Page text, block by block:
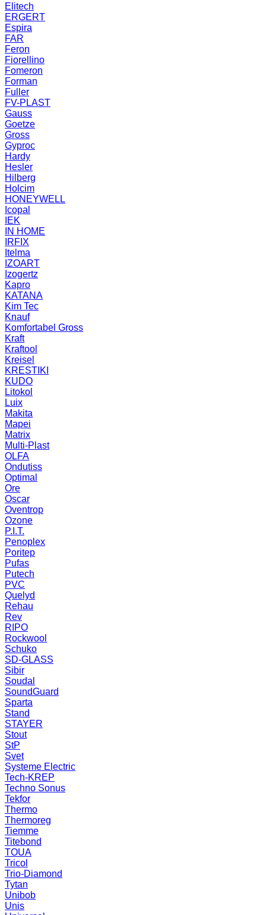
Elitech
ERGERT
Espira
FAR
Feron
Fiorellino
Fomeron
Forman
Fuller
FV-PLAST
Gauss
Goetze
Gross
Gyproc
Hardy
Hesler
Hilberg
Holcim
HONEYWELL
Icopal
IEK
IN HOME
IRFIX
Itelma
IZOART
Izogertz
Kapro
KATANA
Kim Tec
Knauf
Komfortabel Gross
Kraft
Kraftool
Kreisel
KRESTIKI
KUDO
Litokol
Luix
Makita
Mapei
Matrix
Multi-Plast
OLFA
Ondutiss
Optimal
Ore
Oscar
Oventrop
Ozone
P.I.T.
Penoplex
Poritep
Pufas
Putech
PVC
Quelyd
Rehau
Rev
RIPO
Rockwool
Schuko
SD-GLASS
Sibir
Soudal
SoundGuard
Sparta
Stand
STAYER
Stout
StP
Svet
Systeme Electric
Tech-KREP
Techno Sonus
Tekfor
Thermo
Thermoreg
Tiemme
Titebond
TOUA
Tricol
Trio-Diamond
Tytan
Unibob
Unis